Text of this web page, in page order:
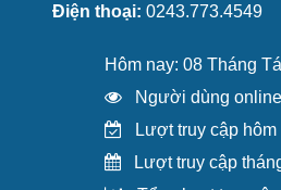
Điện thoại: 0243.773.4549
Hôm nay: 08 Tháng
Người dùng
Lượt truy cập
Lượt truy cập